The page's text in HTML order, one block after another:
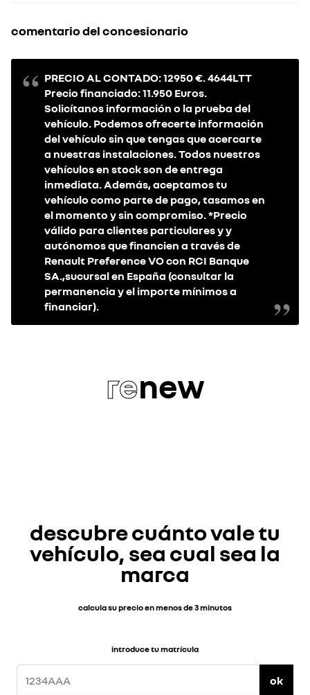
comentario del concesionario
PRECIO AL CONTADO: 12950 €. 4644LTT
Precio financiado: 11.950 Euros.
Solicítanos información o la prueba del
vehículo. Podemos ofrecerte información
del vehículo sin que tengas que acercarte
a nuestras instalaciones. Todos nuestros
vehículos en stock son de entrega
inmediata. Además, aceptamos tu
vehículo como parte de pago, tasamos en
el momento y sin compromiso. *Precio
válido para clientes particulares y y
autónomos que financien a través de
Renault Preference VO con RCI Banque
SA.,sucursal en España (consultar la
permanencia y el importe mínimos a
financiar).
renew
descubre cuánto vale tu
vehículo, sea cual sea la
marca
calcula su precio en menos de 3 minutos
introduce tu matrícula
ok